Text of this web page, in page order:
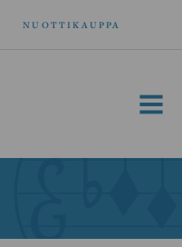
NUOTTIKAUPPA
MENU